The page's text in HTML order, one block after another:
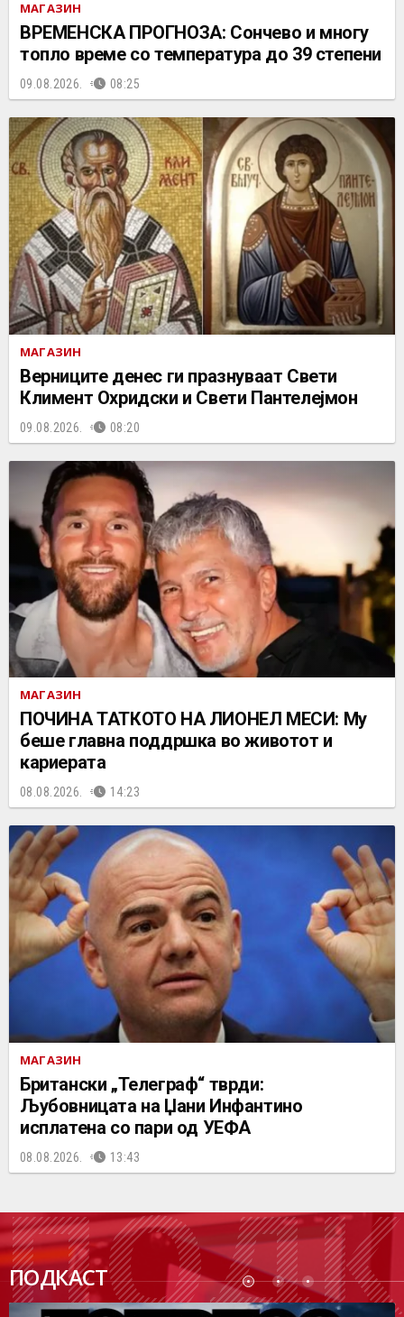
МАГАЗИН
ВРЕМЕНСКА ПРОГНОЗА: Сончево и многу
топло време со температура до 39 степени
09.08.2026. 08:25
МАГАЗИН
Верниците денес ги празнуваат Свети
Климент Охридски и Свети Пантелејмон
09.08.2026. 08:20
МАГАЗИН
ПОЧИНА ТАТКОТО НА ЛИОНЕЛ МЕСИ: Му
беше главна поддршка во животот и
кариерата
08.08.2026. 14:23
МАГАЗИН
Британски „Телеграф“ тврди:
Љубовницата на Џани Инфантино
исплатена со пари од УЕФА
08.08.2026. 13:43
ПОДКАСТ
ПОДК